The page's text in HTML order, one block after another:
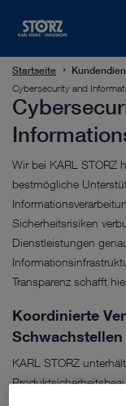
Startseite
Cybersecurity and
Wir bei KARL STORZ
bestmögliche
Sicherheitsrisiken
Dienstleistungen
Transparenz schafft
Koordinierte
KARL STORZ